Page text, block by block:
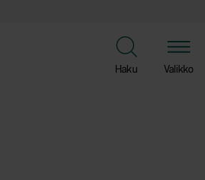
Haku Valikko